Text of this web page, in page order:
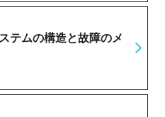
テムの構造と故障のメ